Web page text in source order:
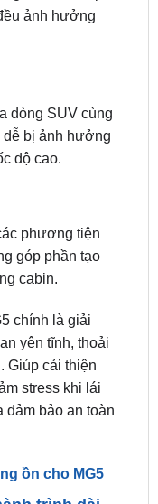
bị ảnh hưởng
độ cao.
góp phần tạo
cabin.
chính là giải
cải thiện
stress khi lái
bảo an toàn
ồn cho MG5